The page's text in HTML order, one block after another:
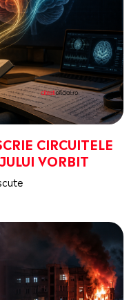
CIRCUITELE
VORBIT